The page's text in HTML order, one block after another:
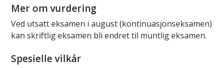
Mer om vurdering
Ved utsatt eksamen i august (kontinuasjonseksamen)
kan skriftlig eksamen bli endret til muntlig eksamen.
Spesielle vilkår